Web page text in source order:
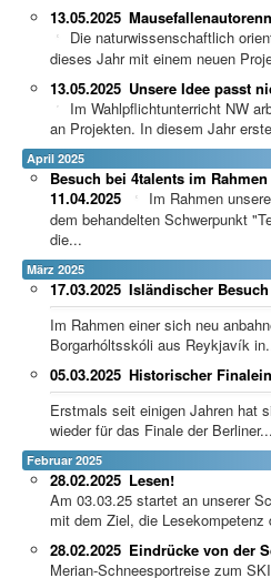
13.05.2025
Die naturwissenschaftlich
dieses Jahr mit einem neuen
Unsere Idee passt
13.05.2025
Im Wahlpflichtunterricht NW
an Projekten. In diesem Jahr
April 2025
Besuch bei 4talents im
11.04.2025
Im Rahmen
dem behandelten Schwerpunkt
die...
März 2025
Isländischer
17.03.2025
Im Rahmen einer sich neu
Borgarhóltsskóli aus Reykjavík
Historischer
05.03.2025
Erstmals seit einigen Jahren hat
wieder für das Finale der Berliner...
Februar 2025
Lesen!
28.02.2025
Am 03.03.25 startet an unserer
mit dem Ziel, die Lesekompetenz
Eindrücke von der
28.02.2025
Merian-Schneesportreise zum